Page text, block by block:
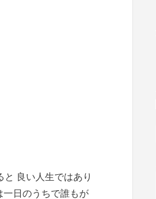
良い人生ではあり
日のうちで誰もが